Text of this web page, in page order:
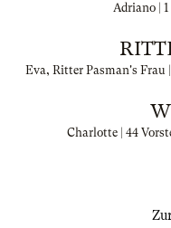
Adriano |
Eva, Ritter Pasman's Frau
Charlotte | 44